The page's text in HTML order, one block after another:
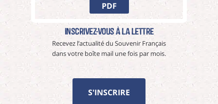
PDF
Inscrivez-vous à La Lettre
Recevez l’actualité du Souvenir Français
dans votre boîte mail une fois par mois.
S'INSCRIRE